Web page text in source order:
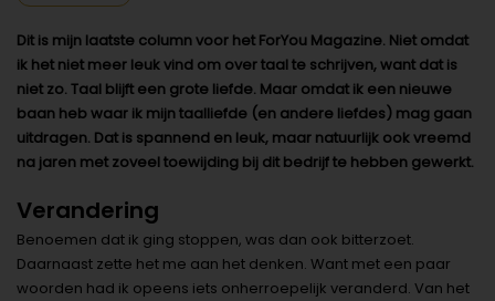
Dit is mijn laatste column voor het ForYou Magazine. Niet omdat
ik het niet meer leuk vind om over taal te schrijven, want dat is
niet zo. Taal blijft een grote liefde. Maar omdat ik een nieuwe
baan heb waar ik mijn taalliefde (en andere liefdes) mag gaan
uitdragen. Dat is spannend en leuk, maar natuurlijk ook vreemd
na jaren met zoveel toewijding bij dit bedrijf te hebben gewerkt.
Verandering
Benoemen dat ik ging stoppen, was dan ook bitterzoet.
Daarnaast zette het me aan het denken. Want met een paar
woorden had ik opeens iets onherroepelijk veranderd. Van het